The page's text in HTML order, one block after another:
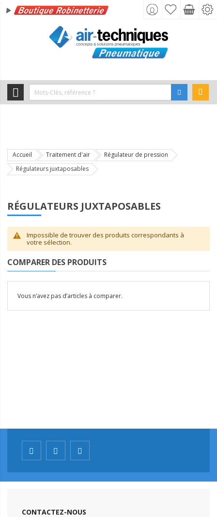
Accueil Traitement d'air
Régulateur de pression
Régulateurs juxtaposables
RÉGULATEURS JUXTAPOSABLES
Impossible de trouver des produits correspondants à
votre sélection.
COMPARER DES PRODUITS
Vous n’avez pas d’articles à comparer.
CONTACTEZ-NOUS